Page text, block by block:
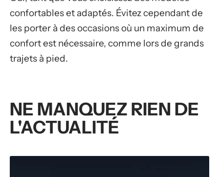
confortables et adaptés. Évitez cependant de
les porter à des occasions où un maximum de
confort est nécessaire, comme lors de grands
trajets à pied.
NE MANQUEZ RIEN DE
L'ACTUALITÉ